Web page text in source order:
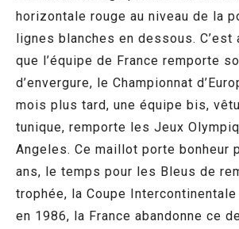
horizontale rouge au niveau de la
lignes blanches en dessous. C’est
que l’équipe de France remporte
d’envergure, le Championnat
mois plus tard, une équipe bis,
tunique, remporte les Jeux
Angeles. Ce maillot porte bonheur
ans, le temps pour les Bleus de
trophée, la Coupe
en 1986, la France abandonne ce